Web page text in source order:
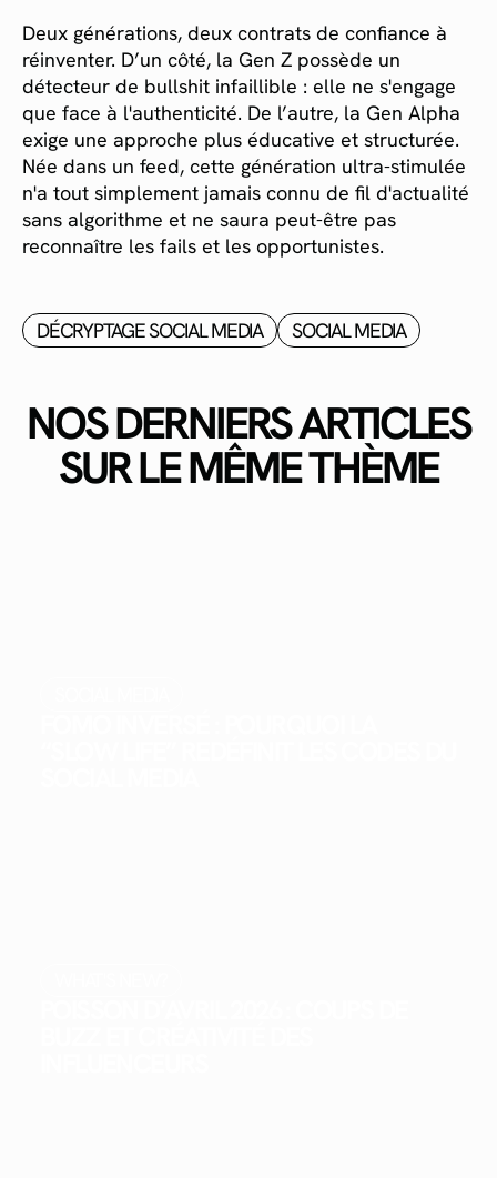
Deux générations, deux contrats de confiance à
réinventer. D’un côté, la Gen Z possède un
détecteur de bullshit infaillible : elle ne s'engage
que face à l'authenticité. De l’autre, la Gen Alpha
exige une approche plus éducative et structurée.
Née dans un feed, cette génération ultra-stimulée
n'a tout simplement jamais connu de fil d'actualité
sans algorithme et ne saura peut-être pas
reconnaître les fails et les opportunistes.
DÉCRYPTAGE SOCIAL MEDIA SOCIAL MEDIA
NOS DERNIERS ARTICLES
SUR LE MÊME THÈME